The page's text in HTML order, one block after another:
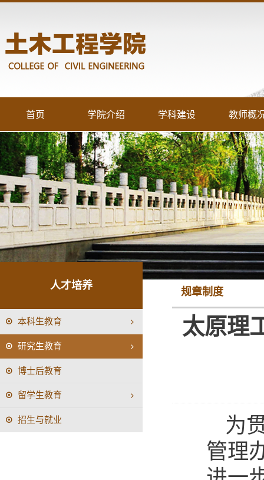
首页 学院介绍 学科建设 教师概
人才培养
本科生教育
研究生教育
博士后教育
留学生教育
招生与就业
规章制度
太原理
为
管理